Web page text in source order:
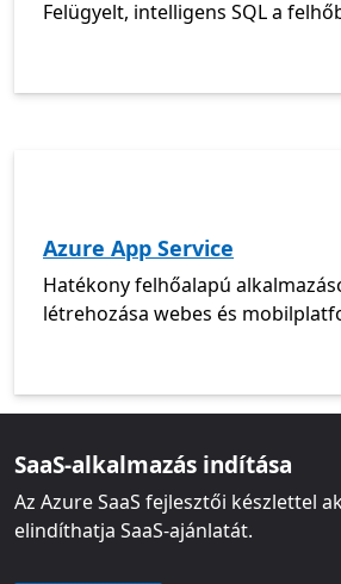
Felügyelt, intelligens SQL a
Azure App Service
Hatékony felhőalapú
létrehozása webes és
SaaS-alkalmazás indítása
Az Azure SaaS fejlesztői készlettel
elindíthatja SaaS-ajánlatát.